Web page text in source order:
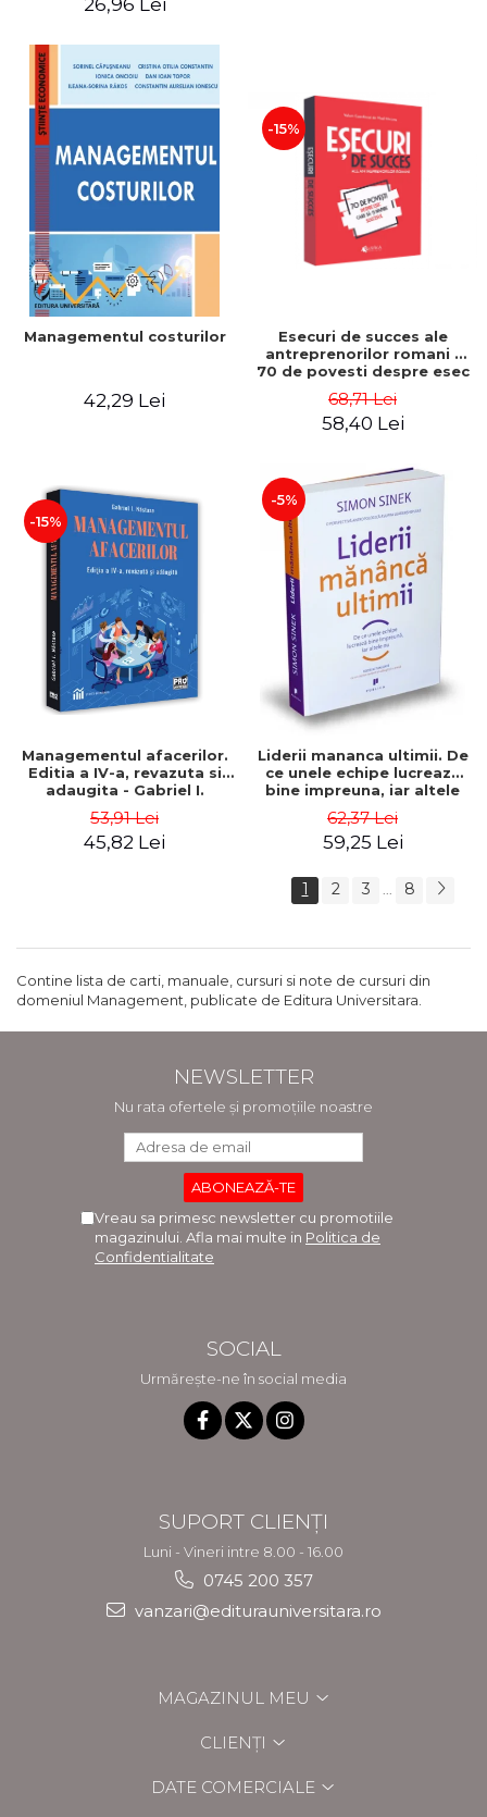
26,96 Lei
Managementul costurilor
42,29 Lei
-15%
Esecuri de succes ale
antreprenorilor romani -
70 de povesti despre esec
68,71 Lei
58,40 Lei
-15%
Managementul afacerilor.
Editia a IV-a, revazuta si
adaugita - Gabriel I.
53,91 Lei
45,82 Lei
-5%
Liderii mananca ultimii. De
ce unele echipe lucreaza
bine impreuna, iar altele
Sinek
62,37 Lei
59,25 Lei
1 2 3 ... 8
Contine lista de carti, manuale, cursuri si note de cursuri din
domeniul Management, publicate de Editura Universitara.
NEWSLETTER
Nu rata ofertele și promoțiile noastre
Vreau sa primesc newsletter cu promotiile
magazinului. Afla mai multe in Politica de
Confidentialitate
SOCIAL
Urmărește-ne în social media
SUPORT CLIENȚI
Luni - Vineri intre 8.00 - 16.00
0745 200 357
vanzari@editurauniversitara.ro
MAGAZINUL MEU
CLIENȚI
DATE COMERCIALE